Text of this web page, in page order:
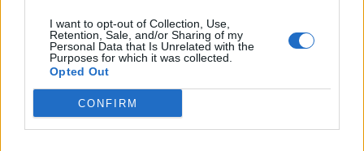
I want to opt-out of Collection, Use,
Retention, Sale, and/or Sharing of my
Personal Data that Is Unrelated with the
Purposes for which it was collected.
Opted Out
CONFIRM
Viihdeuutiset
3.4.2020, 18:40
Sam Smith vaihtaa albuminsa